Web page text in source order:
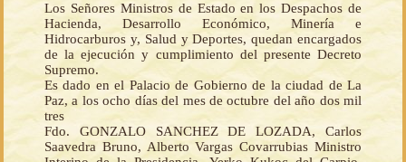
Los Señores Ministros de Estado en los Despachos de
Hacienda, Desarrollo Económico, Minería e
Hidrocarburos y, Salud y Deportes, quedan encargados
de la ejecución y cumplimiento del presente Decreto
Supremo.
Es dado en el Palacio de Gobierno de la ciudad de La
Paz, a los ocho días del mes de octubre del año dos mil
tres
Fdo. GONZALO SANCHEZ DE LOZADA, Carlos
Saavedra Bruno, Alberto Vargas Covarrubias Ministro